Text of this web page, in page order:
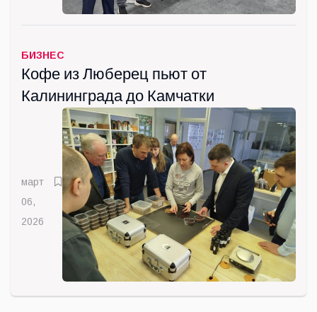
БИЗНЕС
Кофе из Люберец пьют от
Калининграда до Камчатки
март
06,
2026